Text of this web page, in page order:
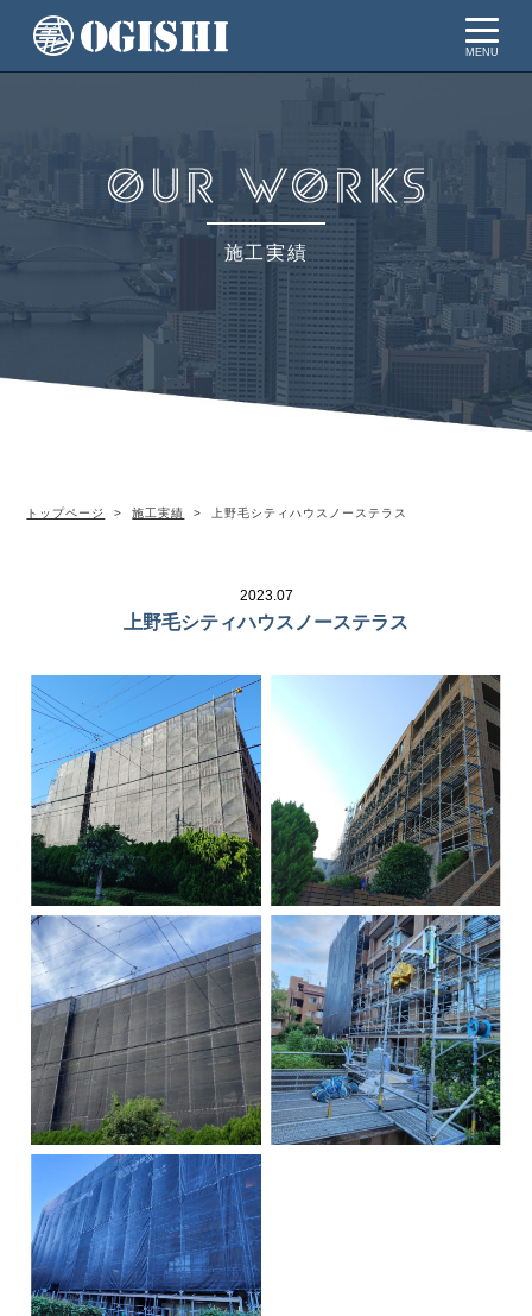
MENU
施工実績
トップページ 施工実績 上野毛シティハウスノーステラス
2023.07
上野毛シティハウスノーステラス